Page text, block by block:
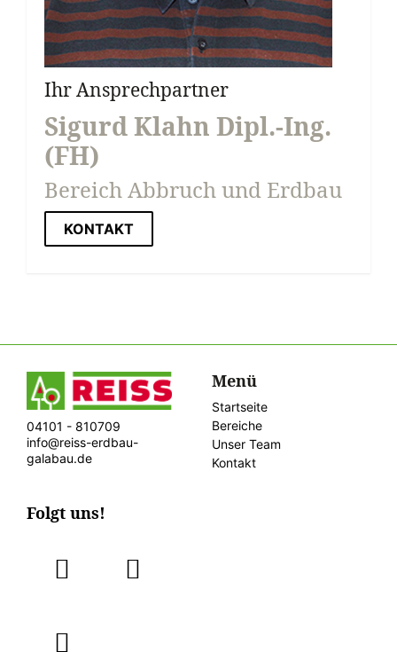
Ihr Ansprechpartner
Sigurd Klahn Dipl.-Ing.
(FH)
Bereich Abbruch und Erdbau
KONTAKT
04101 - 810709
info@reiss-erdbau-
galabau.de
Menü
Startseite
Bereiche
Unser Team
Kontakt
Folgt uns!